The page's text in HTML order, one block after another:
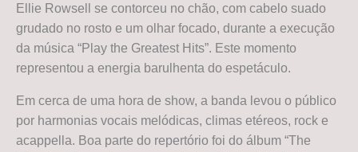
Ellie Rowsell se contorceu no chão, com cabelo suado
grudado no rosto e um olhar focado, durante a execução
da música “Play the Greatest Hits”. Este momento
representou a energia barulhenta do espetáculo.
Em cerca de uma hora de show, a banda levou o público
por harmonias vocais melódicas, climas etéreos, rock e
acappella. Boa parte do repertório foi do álbum “The